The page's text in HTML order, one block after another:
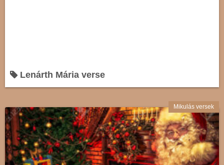
Lenárth Mária verse
Mikulás versek